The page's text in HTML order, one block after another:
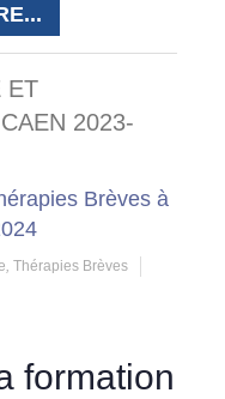
ET
2023-
Thérapies Brèves
formation